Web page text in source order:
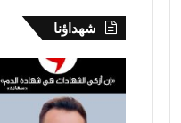
شهداؤنا